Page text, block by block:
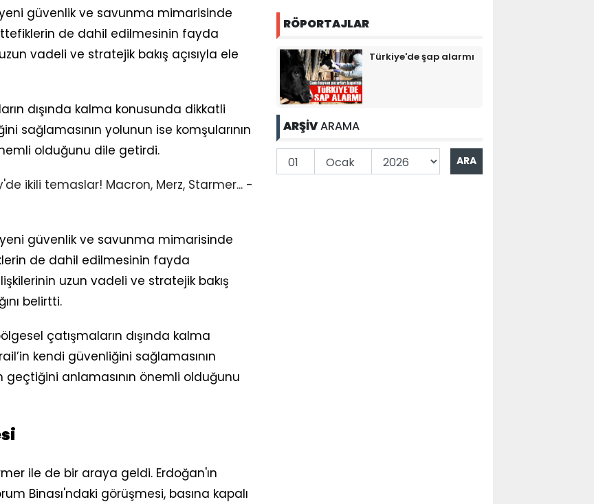
güvenlik ve savunma mimarisinde
de dahil edilmesinin fayda
vadeli ve stratejik bakış açısıyla ele
dışında kalma konusunda dikkatli
sağlamasının yolunun ise komşularının
olduğunu dile getirdi.
yeni güvenlik ve savunma mimarisinde
de dahil edilmesinin fayda
uzun vadeli ve stratejik bakış
belirtti.
çatışmaların dışında kalma
kendi güvenliğini sağlamasının
geçtiğini anlamasının önemli olduğunu
ile de bir araya geldi. Erdoğan'ın
Binası'ndaki görüşmesi, basına kapalı
RÖPORTAJLAR
Türkiye'de şap alarmı
ARŞİVARAMA